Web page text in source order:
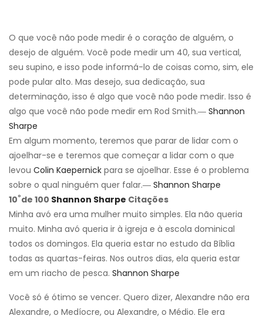
O que você não pode medir é o coração de alguém, o
desejo de alguém. Você pode medir um 40, sua vertical,
seu supino, e isso pode informá-lo de coisas como, sim, ele
pode pular alto. Mas desejo, sua dedicação, sua
determinação, isso é algo que você não pode medir. Isso é
algo que você não pode medir em Rod Smith.― Shannon
Sharpe
Em algum momento, teremos que parar de lidar com o
ajoelhar-se e teremos que começar a lidar com o que
levou Colin Kaepernick para se ajoelhar. Esse é o problema
sobre o qual ninguém quer falar.― Shannon Sharpe
10ºde 100 Shannon Sharpe Citações
Minha avó era uma mulher muito simples. Ela não queria
muito. Minha avó queria ir à igreja e à escola dominical
todos os domingos. Ela queria estar no estudo da Bíblia
todas as quartas-feiras. Nos outros dias, ela queria estar
em um riacho de pesca. Shannon Sharpe
Você só é ótimo se vencer. Quero dizer, Alexandre não era
Alexandre, o Medíocre, ou Alexandre, o Médio. Ele era